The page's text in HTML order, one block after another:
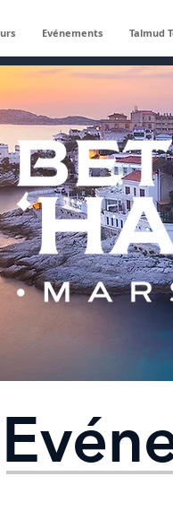
Evénements Talmud